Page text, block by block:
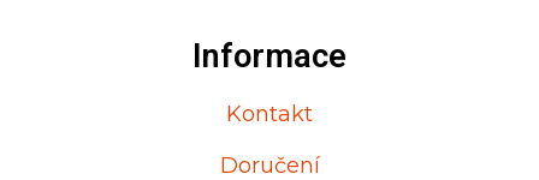
Informace
Kontakt
Doručení